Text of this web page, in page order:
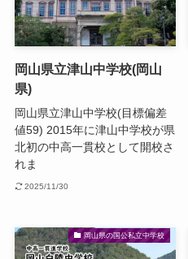
岡山県立津山中学校(岡山
県)
岡山県立津山中学校(目標偏差
値59) 2015年に津山中学校が県
北初の中高一貫校として開校さ
れま
2025/11/30
岡山県の国公私立中学校